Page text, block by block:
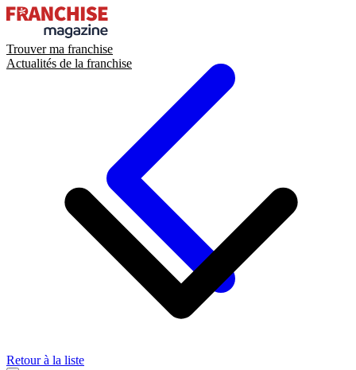
Trouver ma franchise
Actualités de la franchise
Retour à la liste